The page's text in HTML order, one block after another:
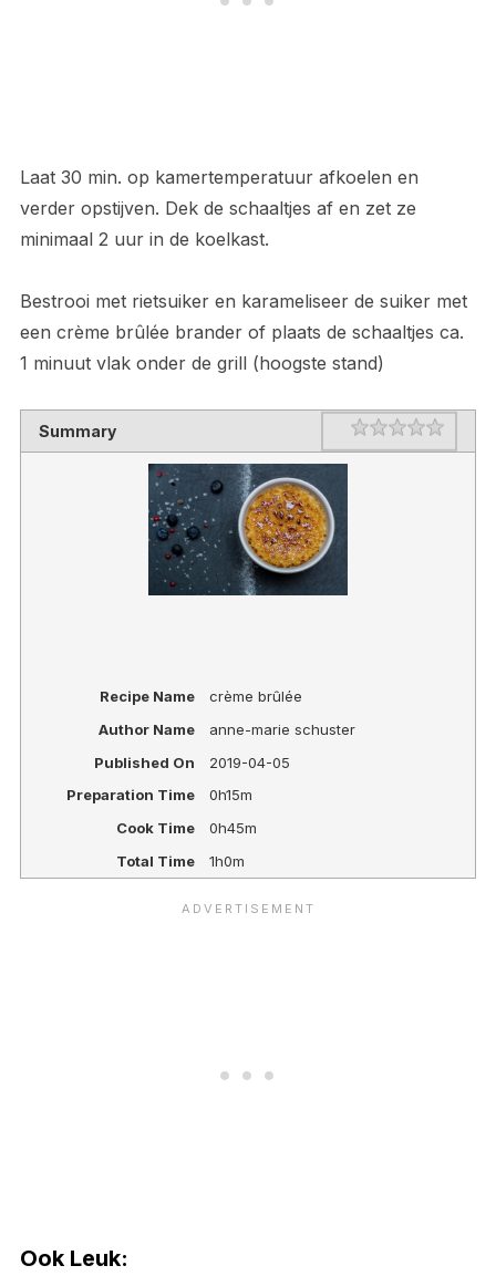
Laat 30 min. op kamertemperatuur afkoelen en
verder opstijven. Dek de schaaltjes af en zet ze
minimaal 2 uur in de koelkast.
Bestrooi met rietsuiker en karameliseer de suiker met
een crème brûlée brander of plaats de schaaltjes ca.
1 minuut vlak onder de grill (hoogste stand)
Summary Rating
1 star
2 stars
3 stars
4 stars
5 stars
Recipe Name
crème brûlée
Author Name
anne-marie schuster
Published On
2019-04-05
Preparation Time
0h15m
Cook Time
0h45m
Total Time
1h0m
Ook Leuk: